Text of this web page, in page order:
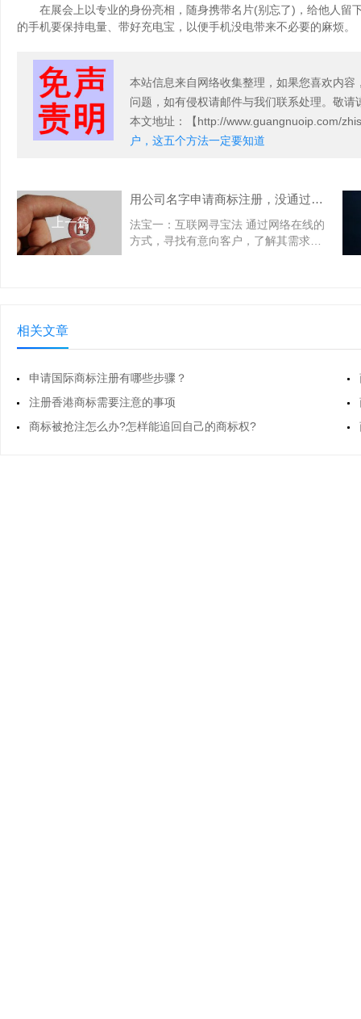
在展会上以专业的身份亮相，随身携带名片(别忘了)，给他人留
的手机要保持电量、带好充电宝，以便手机没电带来不必要的麻烦。
本站信息来自网络收集整理，如果您喜欢内
问题，如有侵权请邮件与我们联系处理。敬请
本文地址 ：【http://www.guangnuoip.com/
户，这五个方法一定要知道
上一篇
用公司名字申请商标注册，没通过怎么办？
法宝一：互联网寻宝法 通过网络在线的
方式，寻找有意向客户，了解其需求后
相关文章
申请国际商标注册有哪些步骤？
注册香港商标需要注意的事项
商标被抢注怎么办?怎样能追回自己的商标权?